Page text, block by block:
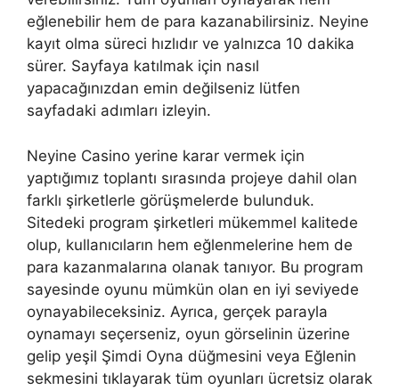
eğlenebilir hem de para kazanabilirsiniz. Neyine
kayıt olma süreci hızlıdır ve yalnızca 10 dakika
sürer. Sayfaya katılmak için nasıl
yapacağınızdan emin değilseniz lütfen
sayfadaki adımları izleyin.
Neyine Casino yerine karar vermek için
yaptığımız toplantı sırasında projeye dahil olan
farklı şirketlerle görüşmelerde bulunduk.
Sitedeki program şirketleri mükemmel kalitede
olup, kullanıcıların hem eğlenmelerine hem de
para kazanmalarına olanak tanıyor. Bu program
sayesinde oyunu mümkün olan en iyi seviyede
oynayabileceksiniz. Ayrıca, gerçek parayla
oynamayı seçerseniz, oyun görselinin üzerine
gelip yeşil Şimdi Oyna düğmesini veya Eğlenin
sekmesini tıklayarak tüm oyunları ücretsiz olarak